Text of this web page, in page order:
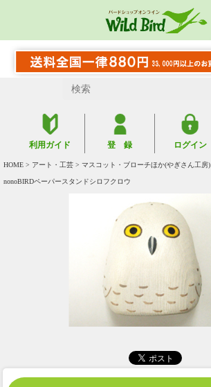
利用ガイド 登 録 ログイン
HOME > アート・工芸 > マスコット・ブローチほか(やぎさん工房)
nonoBIRDペーパースタンドシロフクロウ